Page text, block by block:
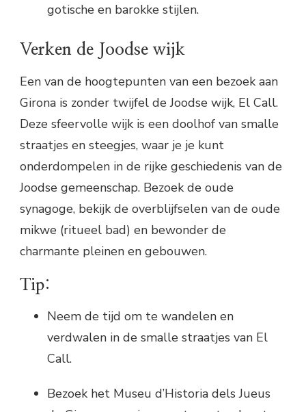
gotische en barokke stijlen.
Verken de Joodse wijk
Een van de hoogtepunten van een bezoek aan
Girona is zonder twijfel de Joodse wijk, El Call.
Deze sfeervolle wijk is een doolhof van smalle
straatjes en steegjes, waar je je kunt
onderdompelen in de rijke geschiedenis van de
Joodse gemeenschap. Bezoek de oude
synagoge, bekijk de overblijfselen van de oude
mikwe (ritueel bad) en bewonder de
charmante pleinen en gebouwen.
Tip:
Neem de tijd om te wandelen en
verdwalen in de smalle straatjes van El
Call.
Bezoek het Museu d’Historia dels Jueus